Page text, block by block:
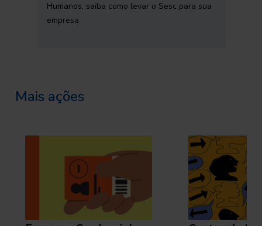
Humanos, saiba como levar o Sesc para sua
empresa
Mais ações